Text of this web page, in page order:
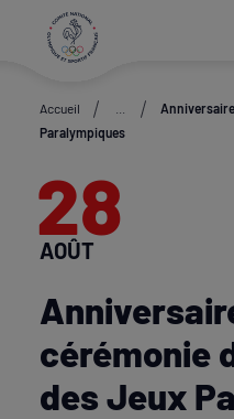
Accueil
Anniversaire
Paralympiques
cérémonie
des Jeux
28
AOÛT
Paramétrer les cookies